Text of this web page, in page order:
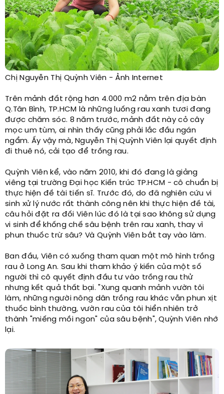
Chị Nguyễn Thị Quỳnh Viên - Ảnh Internet
Trên mảnh đất rộng hơn 4.000 m2 nằm trên địa bàn
Q.Tân Bình, TP.HCM là những luống rau xanh tươi đang
được chăm sóc. 8 năm trước, mảnh đất này cỏ cây
mọc um tùm, ai nhìn thấy cũng phải lắc đầu ngán
ngẩm. Ấy vậy mà, Nguyễn Thị Quỳnh Viên lại quyết định
đi thuê nó, cải tạo để trồng rau.
Quỳnh Viên kể, vào năm 2010, khi đó đang là giảng
viêng tại trường Đại học Kiến trúc TP.HCM - cô chuẩn bị
thực hiện đề tài tiến sĩ. Trước đó, do đã nghiên cứu vi
sinh xử lý nước rất thành công nên khi thực hiện đề tài,
câu hỏi đặt ra đối Viên lúc đó là tại sao không sử dụng
vi sinh để khống chế sâu bệnh trên rau xanh, thay vì
phun thuốc trừ sâu? Và Quỳnh Viên bắt tay vào làm.
Ban đầu, Viên có xuống tham quan một mô hình trồng
rau ở Long An. Sau khi tham khảo ý kiến của một số
người thì cô quyết định đầu tư vào trồng rau thử
nhưng kết quả thất bại. "Xung quanh mảnh vườn tôi
làm, những người nông dân trồng rau khác vẫn phun xịt
thuốc bình thường, vườn rau của tôi hiển nhiên trở
thành "miếng mồi ngon" của sâu bệnh", Quỳnh Viên nhớ
lại.